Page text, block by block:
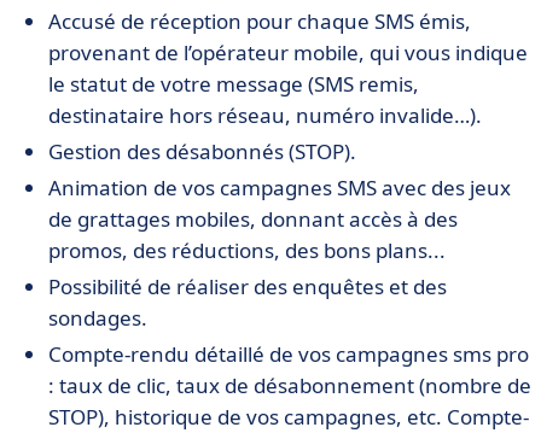
Accusé de réception pour chaque SMS émis,
provenant de l’opérateur mobile, qui vous indique
le statut de votre message (SMS remis,
destinataire hors réseau, numéro invalide…).
Gestion des désabonnés (STOP).
Animation de vos campagnes SMS avec des jeux
de grattages mobiles, donnant accès à des
promos, des réductions, des bons plans...
Possibilité de réaliser des enquêtes et des
sondages.
Compte-rendu détaillé de vos campagnes sms pro
: taux de clic, taux de désabonnement (nombre de
STOP), historique de vos campagnes, etc. Compte-